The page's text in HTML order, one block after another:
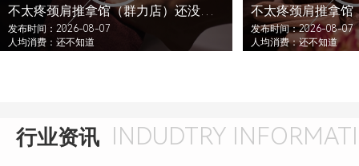
不太疼颈肩推拿馆（群力店）还没发布活动
发布时间：2026-08-07
人均消费：还不知道
发布时间：2026-08-07
人均消费：还不知道
行业资讯 INDUDTRY